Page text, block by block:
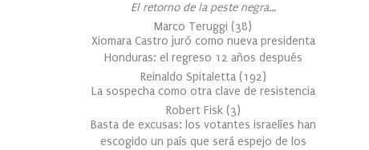
El retorno de la peste negra…
Marco Teruggi (38)
Xiomara Castro juró como nueva presidenta
Honduras: el regreso 12 años después
Reinaldo Spitaletta (192)
La sospecha como otra clave de resistencia
Robert Fisk (3)
Basta de excusas: los votantes israelíes han
escogido un país que será espejo de los